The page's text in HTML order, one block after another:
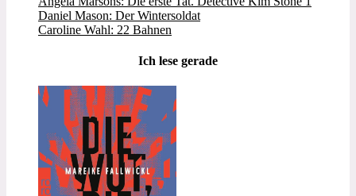
Daniel Mason: Der Wintersoldat
Caroline Wahl: 22 Bahnen
Ich lese gerade